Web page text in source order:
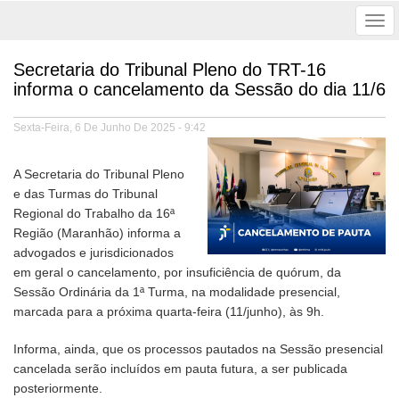
Secretaria do Tribunal Pleno do TRT-16
informa o cancelamento da Sessão do dia 11/6
Sexta-Feira, 6 De Junho De 2025 - 9:42
A Secretaria do Tribunal Pleno
e das Turmas do Tribunal
Regional do Trabalho da 16ª
Região (Maranhão) informa a
advogados e jurisdicionados
em geral o cancelamento, por insuficiência de quórum, da
Sessão Ordinária da 1ª Turma, na modalidade presencial,
marcada para a próxima quarta-feira (11/junho), às 9h.
Informa, ainda, que os processos pautados na Sessão presencial
cancelada serão incluídos em pauta futura, a ser publicada
posteriormente.